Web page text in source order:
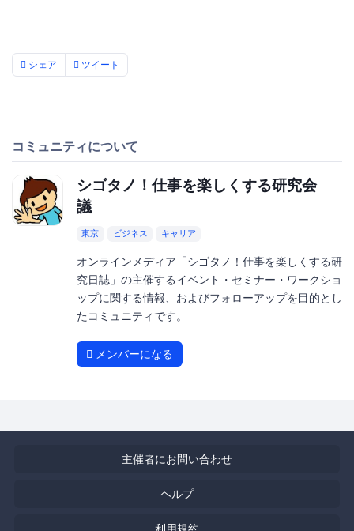
シェア ツイート
コミュニティについて
シゴタノ！仕事を楽しくする研究会
議
東京 ビジネス キャリア
オンラインメディア「シゴタノ！仕事を楽しくする研
究日誌」の主催するイベント・セミナー・ワークショ
ップに関する情報、およびフォローアップを目的とし
たコミュニティです。
メンバーになる
主催者にお問い合わせ
ヘルプ